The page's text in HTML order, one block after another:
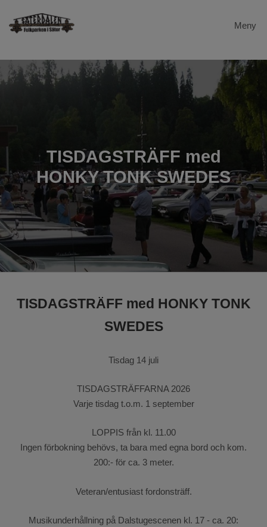
Hem
Säterdalen
Galleri
Gevalia
Länkar
Kontakta oss
Meny
TISDAGSTRÄFF med
HONKY TONK SWEDES
TISDAGSTRÄFF med HONKY TONK
SWEDES
Tisdag 14 juli
TISDAGSTRÄFFARNA 2026
Varje tisdag t.o.m. 1 september
LOPPIS från kl. 11.00
Ingen förbokning behövs, ta bara med egna bord och kom.
200:- för ca. 3 meter.
Veteran/entusiast fordonsträff.
Musikunderhållning på Dalstugescenen kl. 17 - ca. 20: